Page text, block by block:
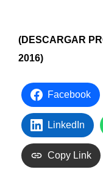
(DESCARGAR
2016)
Facebook
LinkedIn
Copy Link